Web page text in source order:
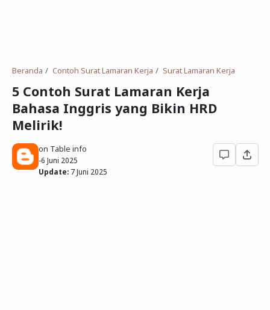
Gambar Orang dan Pohon
Download Soal
Tidak Bersekolah
Beranda Contoh Surat Lamaran Kerja Surat Lamaran Kerja
5 Contoh Surat Lamaran Kerja
Bahasa Inggris yang Bikin HRD
Melirik!
on Table info
-6 Juni 2025
Update: 7 Juni 2025